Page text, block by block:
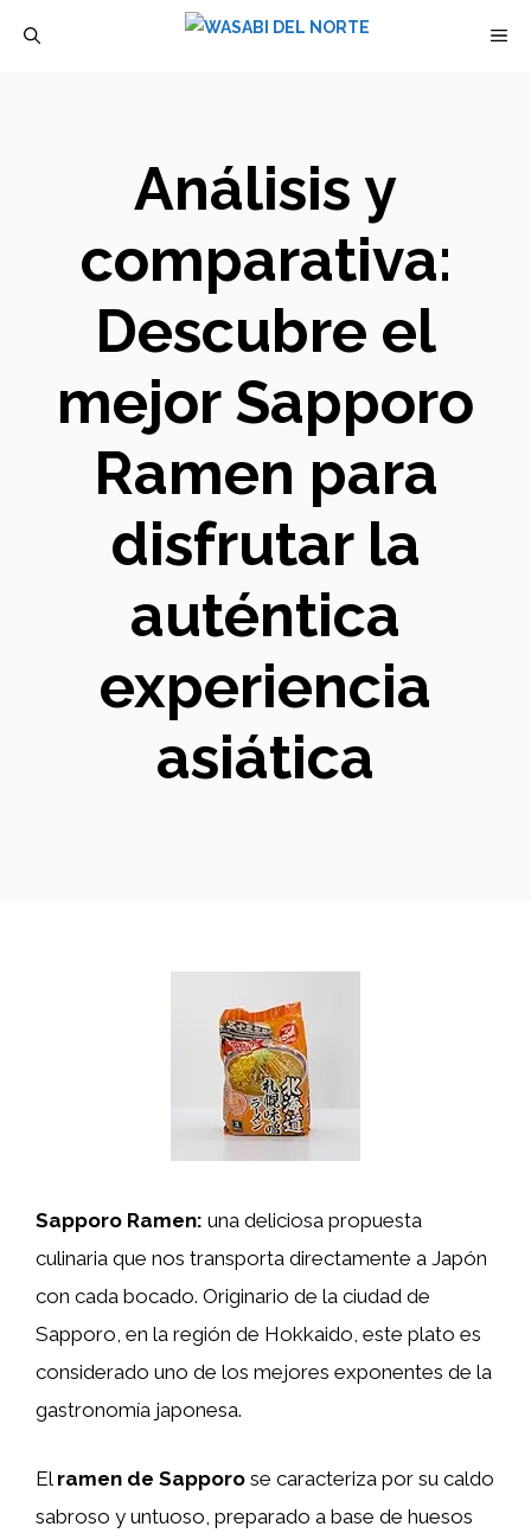
Análisis y
comparativa:
Descubre el
mejor Sapporo
Ramen para
disfrutar la
auténtica
experiencia
asiática
Sapporo Ramen: una deliciosa propuesta
culinaria que nos transporta directamente a Japón
con cada bocado. Originario de la ciudad de
Sapporo, en la región de Hokkaido, este plato es
considerado uno de los mejores exponentes de la
gastronomía japonesa.
El ramen de Sapporo se caracteriza por su caldo
sabroso y untuoso, preparado a base de huesos